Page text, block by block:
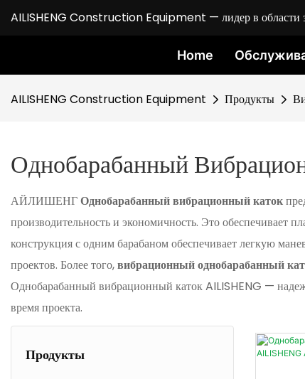
AILISHENG Construction Equipment — лидер в области
Home
AILISHENG Construction Equipment Продукты
Однобарабанный
АЙЛИШЕНГОднобарабанный вибрационный каток
производительность и экономичность. Это обеспечивает
конструкция с одним барабаном обеспечивает легкую
проектов. Более того,вибрационный однобарабанный
Однобарабанный вибрационный каток AILISHENG —
время проекта.
Продукты